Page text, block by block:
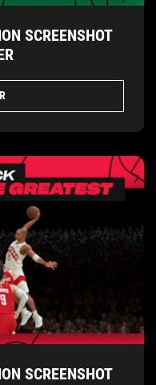
SCREENSHOT
SCREENSHOT